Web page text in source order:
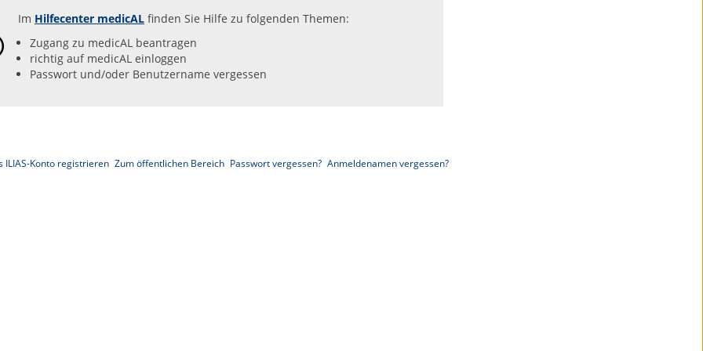
Im Hilfecenter medicAL finden Sie Hilfe zu folgenden Themen:
Zugang zu medicAL beantragen
richtig auf medicAL einloggen
Passwort und/oder Benutzername vergessen
ILIAS-Konto registrieren Zum öffentlichen Bereich Passwort vergessen? Anmeldenamen vergessen?